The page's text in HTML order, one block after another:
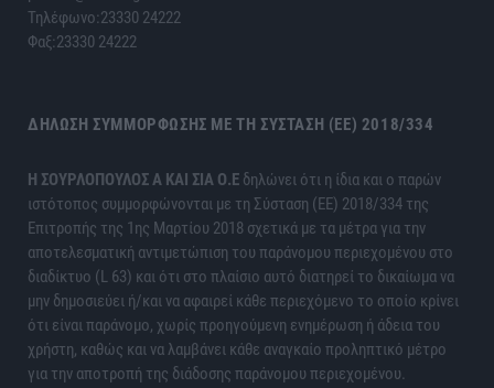
Τηλέφωνο:23330 24222
Φαξ:23330 24222
ΔΉΛΩΣΗ ΣΥΜΜΌΡΦΩΣΗΣ ΜΕ ΤΗ ΣΎΣΤΑΣΗ (ΕΕ) 2018/334
H ΣΟΥΡΛΟΠΟΥΛΟΣ Α ΚΑΙ ΣΙΑ Ο.Ε δηλώνει ότι η ίδια και ο παρών
ιστότοπος συμμορφώνονται με τη Σύσταση (ΕΕ) 2018/334 της
Επιτροπής της 1ης Μαρτίου 2018 σχετικά με τα μέτρα για την
αποτελεσματική αντιμετώπιση του παράνομου περιεχομένου στο
διαδίκτυο (L 63) και ότι στο πλαίσιο αυτό διατηρεί το δικαίωμα να
μην δημοσιεύει ή/και να αφαιρεί κάθε περιεχόμενο το οποίο κρίνει
ότι είναι παράνομο, χωρίς προηγούμενη ενημέρωση ή άδεια του
χρήστη, καθώς και να λαμβάνει κάθε αναγκαίο προληπτικό μέτρο
για την αποτροπή της διάδοσης παράνομου περιεχομένου.